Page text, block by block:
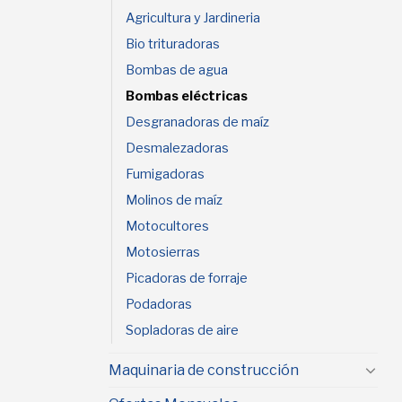
Agricultura y Jardineria
Bio trituradoras
Bombas de agua
Bombas eléctricas
Desgranadoras de maíz
Desmalezadoras
Fumigadoras
Molinos de maíz
Motocultores
Motosierras
Picadoras de forraje
Podadoras
Sopladoras de aire
Maquinaria de construcción